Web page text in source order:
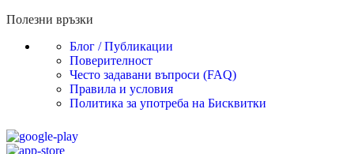
Полезни връзки
Блог / Публикации
Поверителност
Често задавани въпроси (FAQ)
Правила и условия
Политика за употреба на Бисквитки